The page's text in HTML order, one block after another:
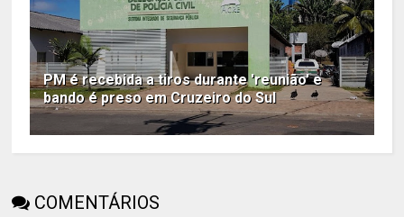
PM é recebida a tiros durante 'reunião' e
bando é preso em Cruzeiro do Sul
COMENTÁRIOS